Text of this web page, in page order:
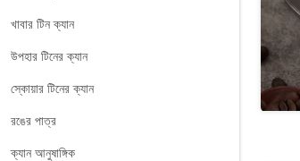
খাবার টিন ক্যান
উপহার টিনের ক্যান
স্কোয়ার টিনের ক্যান
রঙের পাত্র
ক্যান আনুষাঙ্গিক